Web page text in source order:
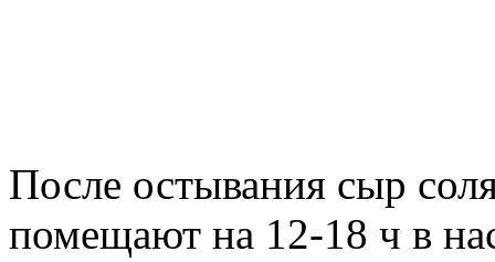
После остывания сыр
помещают на 12-18 ч в